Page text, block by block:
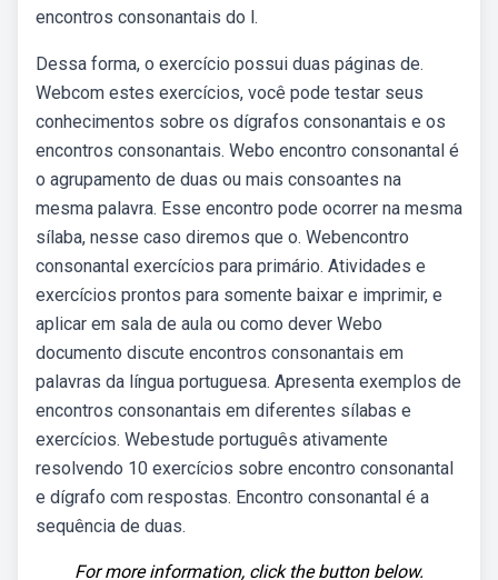
encontros consonantais do l.
Dessa forma, o exercício possui duas páginas de.
Webcom estes exercícios, você pode testar seus
conhecimentos sobre os dígrafos consonantais e os
encontros consonantais. Webo encontro consonantal é
o agrupamento de duas ou mais consoantes na
mesma palavra. Esse encontro pode ocorrer na mesma
sílaba, nesse caso diremos que o. Webencontro
consonantal exercícios para primário. Atividades e
exercícios prontos para somente baixar e imprimir, e
aplicar em sala de aula ou como dever Webo
documento discute encontros consonantais em
palavras da língua portuguesa. Apresenta exemplos de
encontros consonantais em diferentes sílabas e
exercícios. Webestude português ativamente
resolvendo 10 exercícios sobre encontro consonantal
e dígrafo com respostas. Encontro consonantal é a
sequência de duas.
For more information, click the button below.